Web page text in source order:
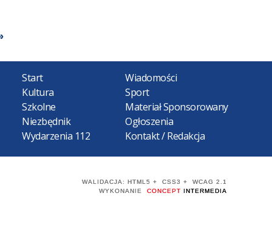
Start
Wiadomości
Kultura
Sport
Szkolne
Materiał Sponsorowany
Niezbędnik
Ogłoszenia
Wydarzenia 112
Kontakt / Redakcja
WALIDACJA: HTML5 + CSS3 + WCAG 2.1
WYKONANIE CONCEPT INTERMEDIA